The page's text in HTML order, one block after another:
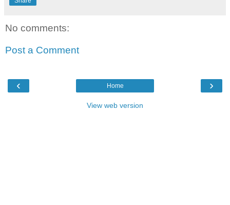
No comments:
Post a Comment
‹ ›
Home
View web version